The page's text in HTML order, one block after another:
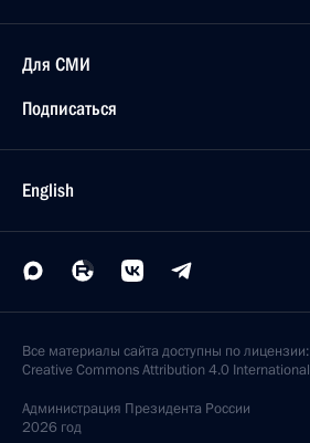
Для СМИ
Подписаться
English
Все материалы сайта доступны по лицензии:
Creative Commons Attribution 4.0 International
Администрация Президента России
2026 год